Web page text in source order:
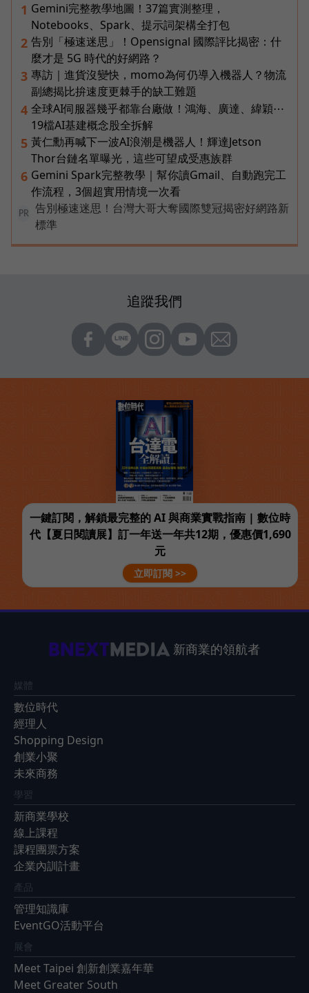
1 Gemini完整教學地圖！37篇實測整理，
Notebooks、Spark、提示詞架構全打包
2 告別「極速迷思」！Opensignal 國際評比揭密：什
麼才是 5G 時代的好網路？
3 專訪｜進貨沒變快，momo為何仍導入機器人？物流
副總揭比拚速度更棘手的缺工難題
4 全球AI伺服器幾乎都靠台廠做！鴻海、廣達、緯穎⋯
19檔AI基建概念股全拆解
5 黃仁勳再喊下一波AI浪潮是機器人！輝達Jetson
Thor台鏈名單曝光，這些可望成受惠族群
6 Gemini Spark完整教學｜幫你讀Gmail、自動跑完工
作流程，3個超實用情境一次看
PR
告別極速迷思！台灣大哥大奪國際雙冠揭密好網路新
標準
追蹤我們
一鍵訂閱，解鎖最完整的 AI 與商業實戰指南 | 數位時
代【夏日閱讀展】訂一年送一年共12期，優惠價1,690
元
立即訂閱 >>
新商業的領航者
媒體
數位時代
經理人
Shopping Design
創業小聚
未來商務
學習
新商業學校
線上課程
課程團票方案
企業內訓計畫
產品
管理知識庫
EventGO活動平台
展會
Meet Taipei 創新創業嘉年華
Meet Greater South